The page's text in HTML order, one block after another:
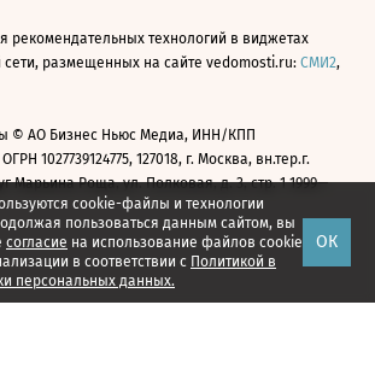
cookie-файлы и технологии
пользоваться данным сайтом, вы
согласие на использование файлов cookie
в соответствии с Политикой в
персональных данных.
ОК
рекомендательных технологий в виджетах
размещенных на сайте vedomosti.ru: СМИ2,
© АО Бизнес Ньюс Медиа, ИНН/КПП
ОГРН 1027739124775, 127018, г. Москва, вн.тер.г.
Марьина Роща, ул. Полковая, д. 3, стр. 1 1999—